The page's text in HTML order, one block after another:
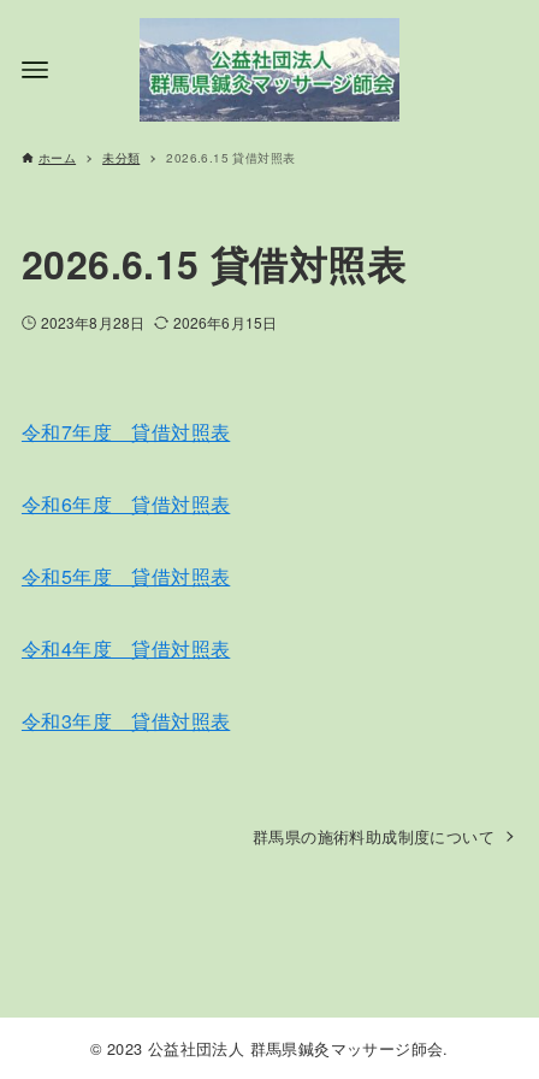
ホーム 未分類 2026.6.15 貸借対照表
2026.6.15 貸借対照表
2023年8月28日 2026年6月15日
令和7年度 貸借対照表
令和6年度 貸借対照表
令和5年度 貸借対照表
令和4年度 貸借対照表
令和3年度 貸借対照表
群馬県の施術料助成制度について
© 2023 公益社団法人 群馬県鍼灸マッサージ師会.